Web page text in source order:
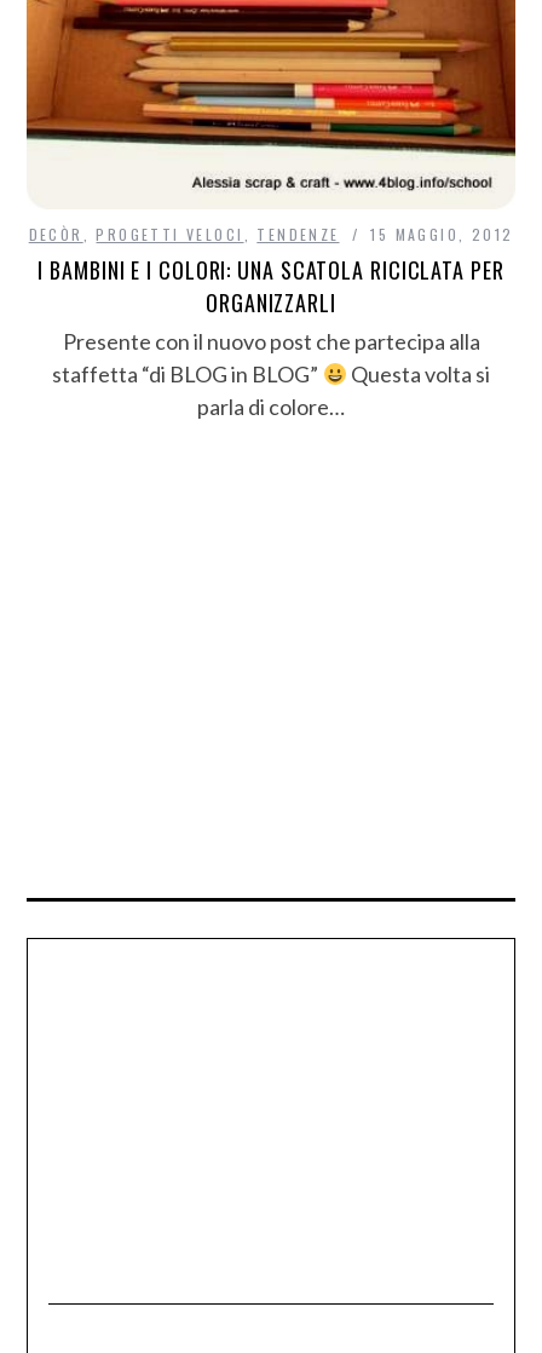
DECÒR ,PROGETTI VELOCI TENDENZE 15 MAGGIO, 2012
I BAMBINI E I COLORI: UNA SCATOLA RICICLATA PER
ORGANIZZARLI
Presente con il nuovo post che partecipa alla
staffetta “di BLOG in BLOG”
Questa volta si
parla di colore…